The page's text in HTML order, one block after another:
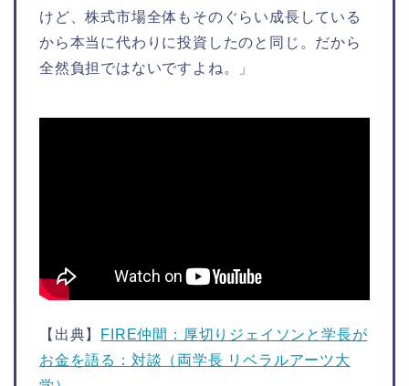
けど、株式市場全体もそのぐらい成長している
から本当に代わりに投資したのと同じ。だから
全然負担ではないですよね。」
【出典】
FIRE仲間：厚切りジェイソンと学長が
お金を語る：対談（両学長 リベラルアーツ大